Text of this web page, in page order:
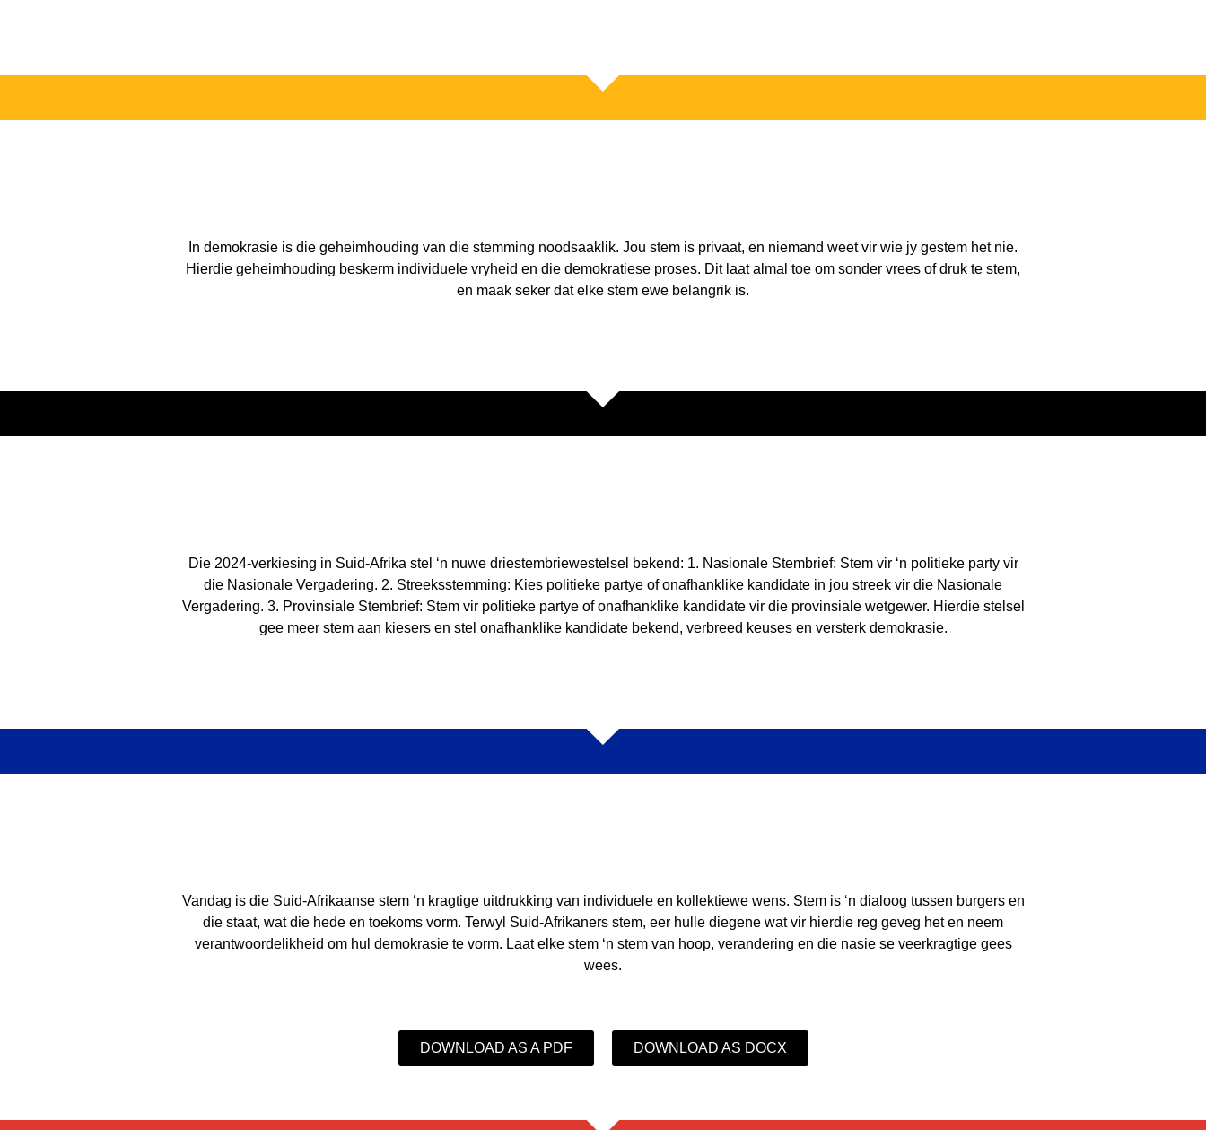
In demokrasie is die geheimhouding van die stemming noodsaaklik. Jou stem is privaat, en niemand weet vir wie jy gestem het nie.
Hierdie geheimhouding beskerm individuele vryheid en die demokratiese proses. Dit laat almal toe om sonder vrees of druk te stem,
en maak seker dat elke stem ewe belangrik is.
Die 2024-verkiesing in Suid-Afrika stel ‘n nuwe driestembriewestelsel bekend: 1. Nasionale Stembrief: Stem vir ‘n politieke party vir
die Nasionale Vergadering. 2. Streeksstemming: Kies politieke partye of onafhanklike kandidate in jou streek vir die Nasionale
Vergadering. 3. Provinsiale Stembrief: Stem vir politieke partye of onafhanklike kandidate vir die provinsiale wetgewer. Hierdie stelsel
gee meer stem aan kiesers en stel onafhanklike kandidate bekend, verbreed keuses en versterk demokrasie.
Vandag is die Suid-Afrikaanse stem ‘n kragtige uitdrukking van individuele en kollektiewe wens. Stem is ‘n dialoog tussen burgers en
die staat, wat die hede en toekoms vorm. Terwyl Suid-Afrikaners stem, eer hulle diegene wat vir hierdie reg geveg het en neem
verantwoordelikheid om hul demokrasie te vorm. Laat elke stem ‘n stem van hoop, verandering en die nasie se veerkragtige gees
wees.
DOWNLOAD AS A PDF DOWNLOAD AS DOCX